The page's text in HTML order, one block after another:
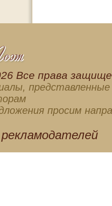
Все права
представленные
просим
рекламодателей